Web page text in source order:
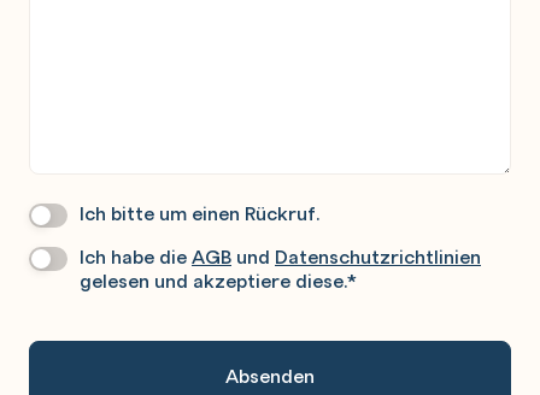
Wir
Sie
Ich bitte um einen Rückruf.
Datenschutz*
Ich habe dieAGB und Datenschutzrichtlinien
gelesen und akzeptiere diese.*